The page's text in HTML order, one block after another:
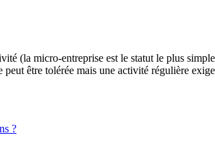
(la micro-entreprise est le statut le plus
être tolérée mais une activité régulière
?